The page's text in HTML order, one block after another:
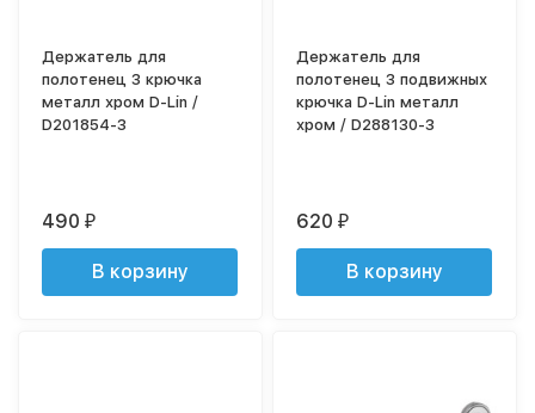
Держатель для
полотенец 3 крючка
металл хром D-Lin /
D201854-3
490₽
В корзину
Держатель для
полотенец 3 подвижных
крючка D-Lin металл
хром / D288130-3
620₽
В корзину